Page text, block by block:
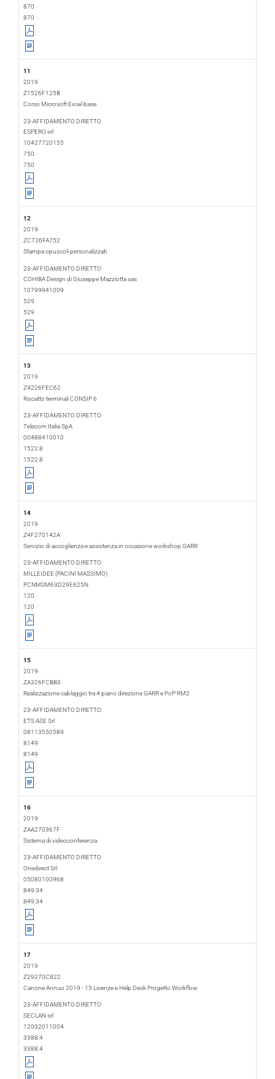
870
870
11
2019
Z1526F125B
Corso Microsoft Excel base
2019-02-08
23-AFFIDAMENTO DIRETTO
ESPERO srl
10427720155
750
750
12
2019
ZC726FA752
Stampa opuscoli personalizzati
2019-02-06
23-AFFIDAMENTO DIRETTO
COHIBA Design di Giuseppe Mazziotta sas
10799941009
529
529
13
2019
Z4226FEC62
Riscatto terminali CONSIP 6
2019-03-05
23-AFFIDAMENTO DIRETTO
Telecom Italia SpA
00488410010
1522.8
1522.8
14
2019
Z4F270142A
Servizio di accoglienza e assistenza in occasione workshop GARR
2019-02-08
23-AFFIDAMENTO DIRETTO
MILLEIDEE (PACINI MASSIMO)
PCNMSM63D29E625N
120
120
15
2019
ZA326FCBB3
Realizzazione cablaggio tra 4 piano direzione GARR e PoP RM2
2019-06-24
23-AFFIDAMENTO DIRETTO
ETS ASE Srl
08113550589
8149
8149
16
2019
ZAA270367F
Sistema di videoconferenza
2019-02-12
23-AFFIDAMENTO DIRETTO
Onedirect Srl
05080100968
849.34
849.34
17
2019
Z29270C822
Canone Annuo 2019 - 15 Licenze e Help Desk Progetto Workflow
2019-01-31
23-AFFIDAMENTO DIRETTO
SECLAN srl
12032011004
3388.4
3388.4